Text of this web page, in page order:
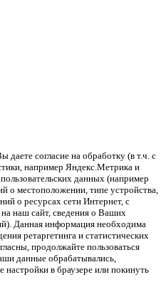
согласие на обработку (в т.ч. с
например Яндекс.Метрика и
данных (например
о местоположении, типе устройства,
о ресурсах сети Интернет, с
наш сайт, сведения о Ваших
Данная информация необходима
ретаргетинга и статистических
продолжайте пользоваться
данные обрабатывались,
в браузере или покинуть